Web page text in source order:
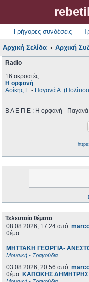
Γρήγορες συνδέσεις
Αρχική Σελίδα Αρχική
Radio
16 ακροατές
Η ορφανή
Ασίκης Γ. - Παγανά Α.
Β Λ Ε Π Ε : Η ορφανή - Παγανά
Τελευταία θέματα
08.08.2026, 17:24 από:
θέμα:
ΜΗΤΤΑΚΗ ΓΕΩΡΓΙΑ-
Μουσική - Τραγούδια
03.08.2026, 20:56 από:
θέμα: ΚΑΠΟΚΗΣ ΔΗΜΗΤΡΗΣ